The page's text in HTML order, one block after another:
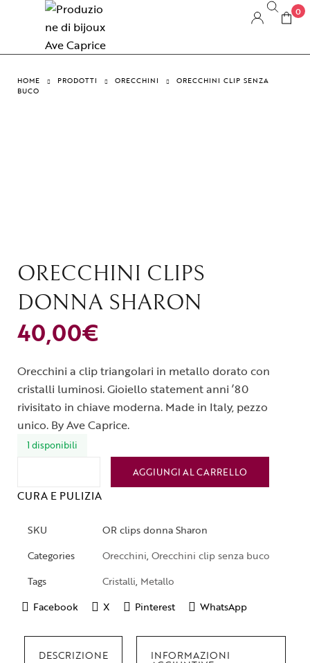
0
HOME PRODOTTI ORECCHINI
ORECCHINI CLIP SENZA
BUCO
ORECCHINI CLIPS
DONNA SHARON
40,00€
Orecchini a clip triangolari in metallo dorato con
cristalli luminosi. Gioiello statement anni ’80
rivisitato in chiave moderna. Made in Italy, pezzo
unico. By Ave Caprice.
1 disponibili
AGGIUNGI AL CARRELLO
CURA E PULIZIA
SKU
OR clips donna Sharon
Categories
Orecchini, Orecchini clip senza buco
Tags
Cristalli, Metallo
Facebook
X Pinterest WhatsApp
DESCRIZIONE INFORMAZIONI